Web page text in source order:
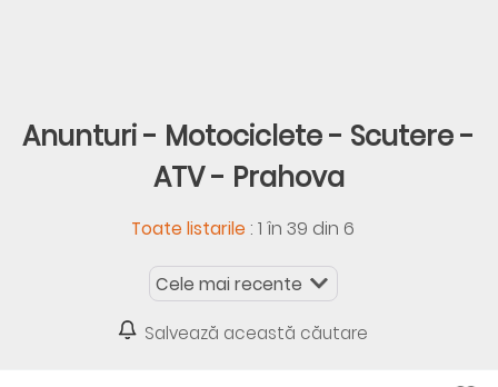
Anunturi - Motociclete - Scutere -
ATV - Prahova
Toate listarile :1 în 39 din 6
Salvează această căutare